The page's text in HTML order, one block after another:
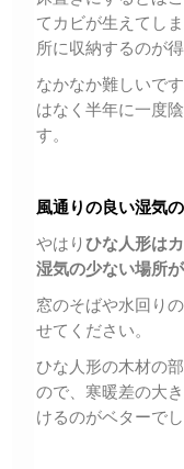
てカビが生えてし
所に収納するのが得
なかなか難しいで
はなく半年に一度
す。
風通りの良い湿気
やはり ひな人形は
湿気の少ない場所
窓のそばや水回り
せてください。
ひな人形の木材の
ので、寒暖差の大
けるのがベターでし